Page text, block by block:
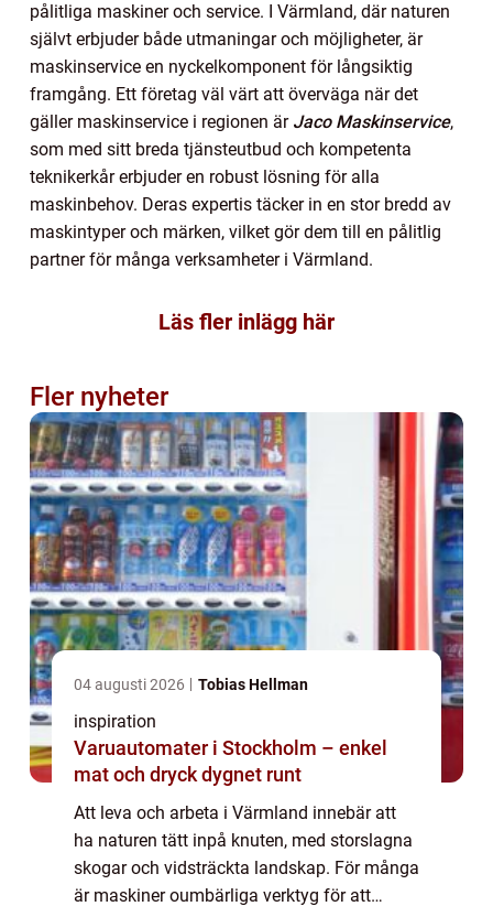
pålitliga maskiner och service. I Värmland, där naturen
självt erbjuder både utmaningar och möjligheter, är
maskinservice en nyckelkomponent för långsiktig
framgång. Ett företag väl värt att överväga när det
gäller maskinservice i regionen är Jaco Maskinservice,
som med sitt breda tjänsteutbud och kompetenta
teknikerkår erbjuder en robust lösning för alla
maskinbehov. Deras expertis täcker in en stor bredd av
maskintyper och märken, vilket gör dem till en pålitlig
partner för många verksamheter i Värmland.
Läs fler inlägg här
Fler nyheter
04 augusti 2026 Tobias Hellman
inspiration
Varuautomater i Stockholm – enkel
mat och dryck dygnet runt
Att leva och arbeta i Värmland innebär att
ha naturen tätt inpå knuten, med storslagna
skogar och vidsträckta landskap. För många
är maskiner oumbärliga verktyg för att